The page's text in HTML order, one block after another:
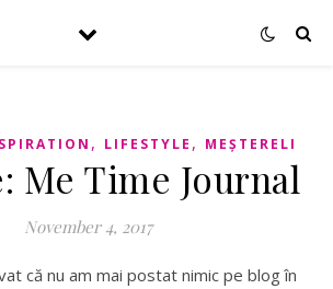
, LIFESTYLE , MEȘTERELI
Me Time Journal
November 4, 2017